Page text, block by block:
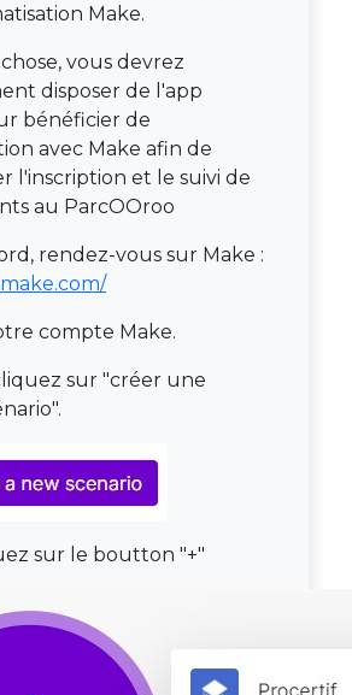
Make.
vous devrez
disposer de l'app
bénéficier de
avec Make afin de
l'inscription et le suivi de
au ParcOOroo
rendez-vous sur Make :
compte Make.
sur "créer une
sur le boutton "+"